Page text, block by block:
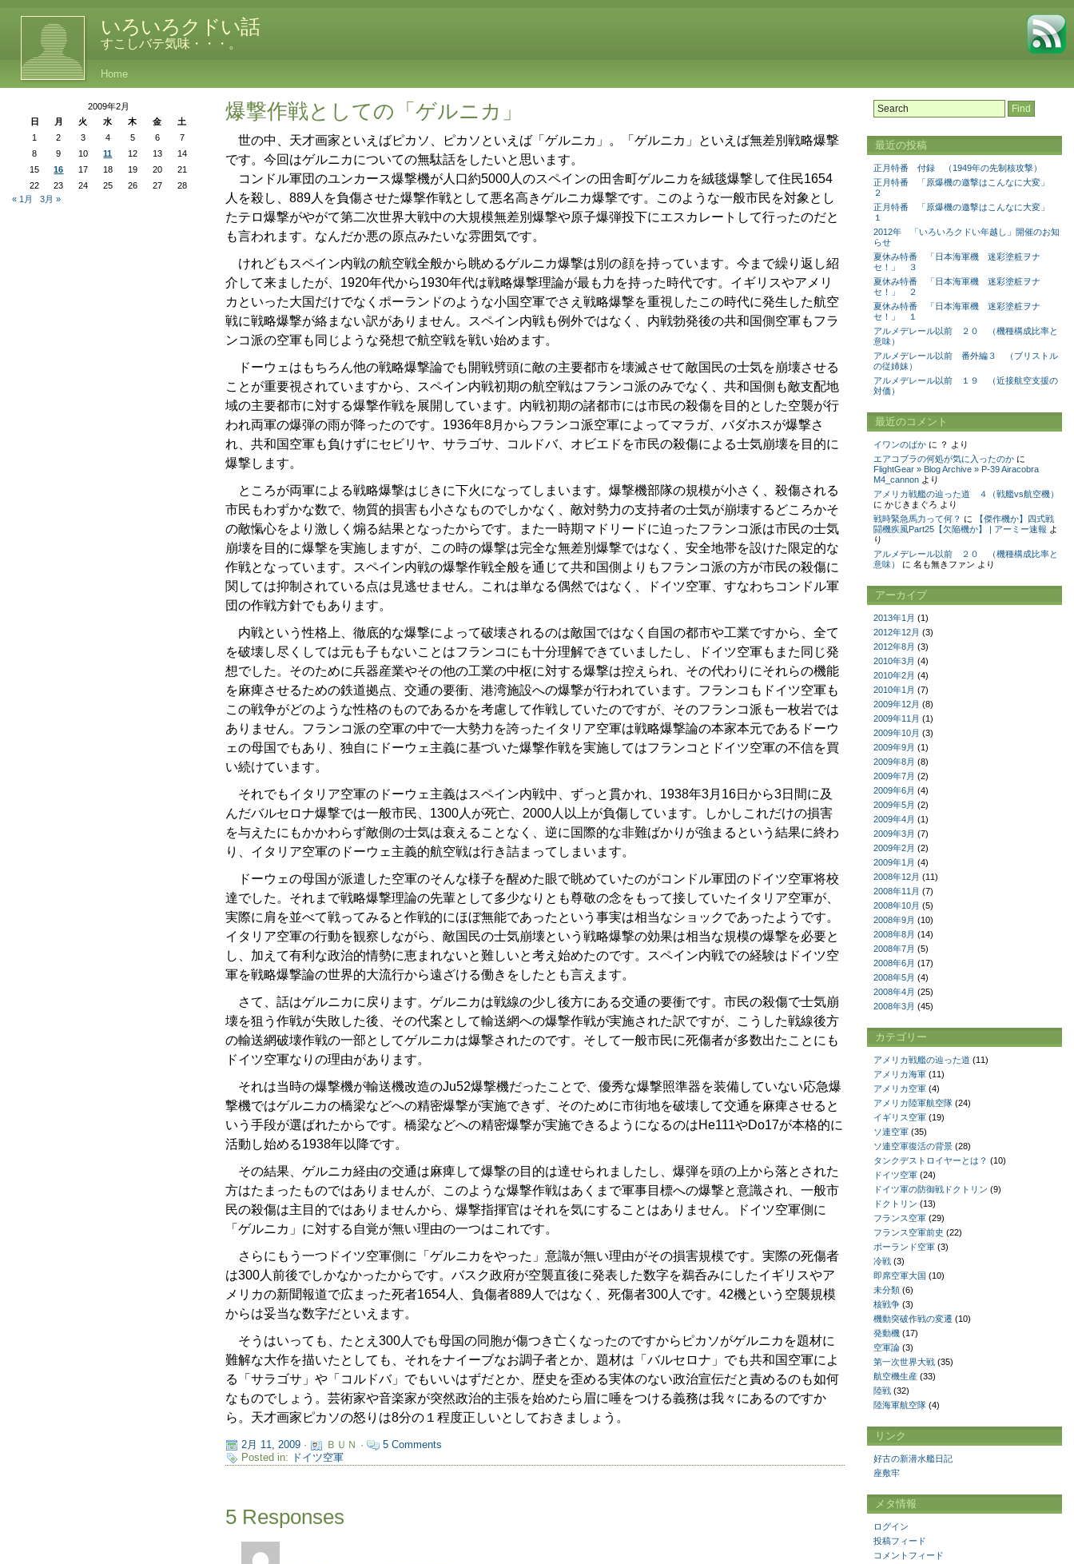
いろいろクドい話
すこしバテ気味・・・。
Home
爆撃作戦としての「ゲルニカ」
世の中、天才画家といえばピカソ、ピカソといえば「ゲルニカ」。「ゲルニカ」といえば無差別戦略爆撃
です。今回はゲルニカについての無駄話をしたいと思います。
コンドル軍団のユンカース爆撃機が人口約5000人のスペインの田舎町ゲルニカを絨毯爆撃して住民1654
人を殺し、889人を負傷させた爆撃作戦として悪名高きゲルニカ爆撃です。このような一般市民を対象とし
たテロ爆撃がやがて第二次世界大戦中の大規模無差別爆撃や原子爆弾投下にエスカレートして行ったのだと
も言われます。なんだか悪の原点みたいな雰囲気です。
けれどもスペイン内戦の航空戦全般から眺めるゲルニカ爆撃は別の顔を持っています。今まで繰り返し紹
介して来ましたが、1920年代から1930年代は戦略爆撃理論が最も力を持った時代です。イギリスやアメリ
カといった大国だけでなくポーランドのような小国空軍でさえ戦略爆撃を重視したこの時代に発生した航空
戦に戦略爆撃が絡まない訳がありません。スペイン内戦も例外ではなく、内戦勃発後の共和国側空軍もフラ
ンコ派の空軍も同じような発想で航空戦を戦い始めます。
ドーウェはもちろん他の戦略爆撃論でも開戦劈頭に敵の主要都市を壊滅させて敵国民の士気を崩壊させる
ことが重要視されていますから、スペイン内戦初期の航空戦はフランコ派のみでなく、共和国側も敵支配地
域の主要都市に対する爆撃作戦を展開しています。内戦初期の諸都市には市民の殺傷を目的とした空襲が行
われ両軍の爆弾の雨が降ったのです。1936年8月からフランコ派空軍によってマラガ、バダホスが爆撃さ
れ、共和国空軍も負けずにセビリヤ、サラゴサ、コルドバ、オビエドを市民の殺傷による士気崩壊を目的に
爆撃します。
ところが両軍による戦略爆撃はじきに下火になってしまいます。爆撃機部隊の規模が小さく、殺傷される
市民もわずかな数で、物質的損害も小さなものでしかなく、敵対勢力の支持者の士気が崩壊するどころかそ
の敵愾心をより激しく煽る結果となったからです。また一時期マドリードに迫ったフランコ派は市民の士気
崩壊を目的に爆撃を実施しますが、この時の爆撃は完全な無差別爆撃ではなく、安全地帯を設けた限定的な
作戦となっています。スペイン内戦の爆撃作戦全般を通じて共和国側よりもフランコ派の方が市民の殺傷に
関しては抑制されている点は見逃せません。これは単なる偶然ではなく、ドイツ空軍、すなわちコンドル軍
団の作戦方針でもあります。
内戦という性格上、徹底的な爆撃によって破壊されるのは敵国ではなく自国の都市や工業ですから、全て
を破壊し尽くしては元も子もないことはフランコにも十分理解できていましたし、ドイツ空軍もまた同じ発
想でした。そのために兵器産業やその他の工業の中枢に対する爆撃は控えられ、その代わりにそれらの機能
を麻痺させるための鉄道拠点、交通の要衝、港湾施設への爆撃が行われています。フランコもドイツ空軍も
この戦争がどのような性格のものであるかを考慮して作戦していたのですが、そのフランコ派も一枚岩では
ありません。フランコ派の空軍の中で一大勢力を誇ったイタリア空軍は戦略爆撃論の本家本元であるドーウ
ェの母国でもあり、独自にドーウェ主義に基づいた爆撃作戦を実施してはフランコとドイツ空軍の不信を買
い続けています。
それでもイタリア空軍のドーウェ主義はスペイン内戦中、ずっと貫かれ、1938年3月16日から3日間に及
んだバルセロナ爆撃では一般市民、1300人が死亡、2000人以上が負傷しています。しかしこれだけの損害
を与えたにもかかわらず敵側の士気は衰えることなく、逆に国際的な非難ばかりが強まるという結果に終わ
り、イタリア空軍のドーウェ主義的航空戦は行き詰まってしまいます。
ドーウェの母国が派遣した空軍のそんな様子を醒めた眼で眺めていたのがコンドル軍団のドイツ空軍将校
達でした。それまで戦略爆撃理論の先輩として多少なりとも尊敬の念をもって接していたイタリア空軍が、
実際に肩を並べて戦ってみると作戦的にほぼ無能であったという事実は相当なショックであったようです。
イタリア空軍の行動を観察しながら、敵国民の士気崩壊という戦略爆撃の効果は相当な規模の爆撃を必要と
し、加えて有利な政治的情勢に恵まれないと難しいと考え始めたのです。スペイン内戦での経験はドイツ空
軍を戦略爆撃論の世界的大流行から遠ざける働きをしたとも言えます。
さて、話はゲルニカに戻ります。ゲルニカは戦線の少し後方にある交通の要衝です。市民の殺傷で士気崩
壊を狙う作戦が失敗した後、その代案として輸送網への爆撃作戦が実施された訳ですが、こうした戦線後方
の輸送網破壊作戦の一部としてゲルニカは爆撃されたのです。そして一般市民に死傷者が多数出たことにも
ドイツ空軍なりの理由があります。
それは当時の爆撃機が輸送機改造のJu52爆撃機だったことで、優秀な爆撃照準器を装備していない応急爆
撃機ではゲルニカの橋梁などへの精密爆撃が実施できず、そのために市街地を破壊して交通を麻痺させると
いう手段が選ばれたからです。橋梁などへの精密爆撃が実施できるようになるのはHe111やDo17が本格的に
活動し始める1938年以降です。
その結果、ゲルニカ経由の交通は麻痺して爆撃の目的は達せられましたし、爆弾を頭の上から落とされた
方はたまったものではありませんが、このような爆撃作戦はあくまで軍事目標への爆撃と意識され、一般市
民の殺傷は主目的ではありませんから、爆撃指揮官はそれを気にすることはありません。ドイツ空軍側に
「ゲルニカ」に対する自覚が無い理由の一つはこれです。
さらにもう一つドイツ空軍側に「ゲルニカをやった」意識が無い理由がその損害規模です。実際の死傷者
は300人前後でしかなかったからです。バスク政府が空襲直後に発表した数字を鵜呑みにしたイギリスやア
メリカの新聞報道で広まった死者1654人、負傷者889人ではなく、死傷者300人です。42機という空襲規模
からは妥当な数字だといえます。
そうはいっても、たとえ300人でも母国の同胞が傷つき亡くなったのですからピカソがゲルニカを題材に
難解な大作を描いたとしても、それをナイーブなお調子者とか、題材は「バルセロナ」でも共和国空軍によ
る「サラゴサ」や「コルドバ」でもいいはずだとか、歴史を歪める実体のない政治宣伝だと責めるのも如何
なものでしょう。芸術家や音楽家が突然政治的主張を始めたら眉に唾をつける義務は我々にあるのですか
ら。天才画家ピカソの怒りは8分の１程度正しいとしておきましょう。
2月 11, 2009 · ＢＵＮ ·
5 Comments
Posted in: ドイツ空軍
5 Responses
最近の投稿
正月特番 付録 （1949年の先制核攻撃）
正月特番 「原爆機の邀撃はこんなに大変」
２
正月特番 「原爆機の邀撃はこんなに大変」
１
2012年 「いろいろクドい年越し」開催のお知
らせ
夏休み特番 「日本海軍機 迷彩塗粧ヲナ
セ！」 ３
夏休み特番 「日本海軍機 迷彩塗粧ヲナ
セ！」 ２
夏休み特番 「日本海軍機 迷彩塗粧ヲナ
セ！」 １
アルメデレール以前 ２０ （機種構成比率と
意味）
アルメデレール以前 番外編３ （ブリストル
の従姉妹）
アルメデレール以前 １９ （近接航空支援の
対価）
最近のコメント
イワンのばかに ？
より
エアコブラの何処が気に入ったのかに
FlightGear » Blog Archive » P-39 Airacobra
M4_cannonより
アメリカ戦艦の辿った道 ４（戦艦vs航空機）
に かじきまぐろ より
戦時緊急馬力って何？ に
【傑作機か】四式戦
闘機疾風Part25【欠陥機か】 | アーミー速報 よ
り
アルメデレール以前 ２０ （機種構成比率と
意味）
に 名も無きファン より
アーカイブ
2013年1月 (1)
2012年12月 (3)
2012年8月 (3)
2010年3月 (4)
2010年2月 (4)
2010年1月 (7)
2009年12月 (8)
2009年11月 (1)
2009年10月 (3)
2009年9月 (1)
2009年8月 (8)
2009年7月 (2)
2009年6月 (4)
2009年5月 (2)
2009年4月 (1)
2009年3月 (7)
2009年2月 (2)
2009年1月 (4)
2008年12月 (11)
2008年11月 (7)
2008年10月 (5)
2008年9月 (10)
2008年8月 (14)
2008年7月 (5)
2008年6月 (17)
2008年5月 (4)
2008年4月 (25)
2008年3月 (45)
カテゴリー
アメリカ戦艦の辿った道 (11)
アメリカ海軍(11)
アメリカ空軍(4)
アメリカ陸軍航空隊(24)
イギリス空軍(19)
ソ連空軍(35)
ソ連空軍復活の背景(28)
タンクデストロイヤーとは？ (10)
ドイツ空軍(24)
ドイツ軍の防御戦ドクトリン (9)
ドクトリン (13)
フランス空軍(29)
フランス空軍前史 (22)
ポーランド空軍(3)
冷戦(3)
即席空軍大国 (10)
未分類(6)
核戦争(3)
機動突破作戦の変遷 (10)
発動機(17)
空軍論(3)
第一次世界大戦(35)
航空機生産(33)
陸戦(32)
陸海軍航空隊(4)
リンク
好古の新潜水艦日記
座敷牢
メタ情報
ログイン
投稿フィード
コメントフィード
2009年2月
日
月 火 水 木 金
土
1
2 3 4 5 6
7
8
9 10 11 12 13
14
15
16 17 18 19 20
21
22
23 24 25 26 27
28
« 1月
3月 »